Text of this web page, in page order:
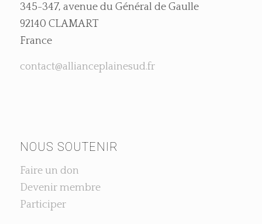
345-347, avenue du Général de Gaulle
92140 CLAMART
France
contact@allianceplainesud.fr
NOUS SOUTENIR
Faire un don
Devenir membre
Participer